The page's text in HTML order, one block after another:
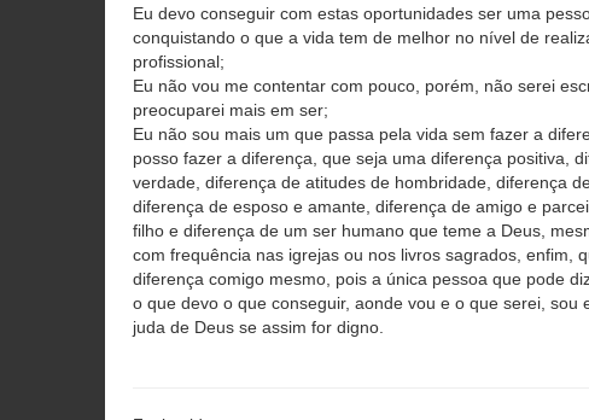
Eu devo conseguir com estas oportunidades ser uma
conquistando o que a vida tem de melhor no nível de
profissional;
Eu não vou me contentar com pouco, porém, não serei
preocuparei mais em ser;
Eu não sou mais um que passa pela vida sem fazer a
posso fazer a diferença, que seja uma diferença positiva,
verdade, diferença de atitudes de hombridade, diferença
diferença de esposo e amante, diferença de amigo e
filho e diferença de um ser humano que teme a Deus,
com frequência nas igrejas ou nos livros sagrados, enfim,
diferença comigo mesmo, pois a única pessoa que pode
o que devo o que conseguir, aonde vou e o que serei, sou
juda de Deus se assim for digno.